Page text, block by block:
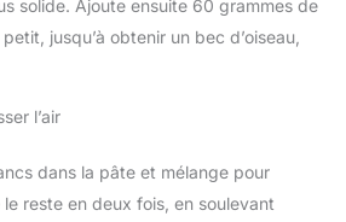
solide. Ajoute ensuite 60 grammes de
jusqu’à obtenir un bec d’oiseau,
l’air
dans la pâte et mélange pour
le reste en deux fois, en soulevant